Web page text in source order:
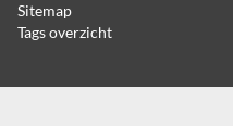
Sitemap
Tags overzicht